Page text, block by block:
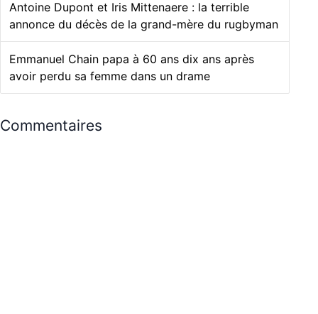
Antoine Dupont et Iris Mittenaere : la terrible
annonce du décès de la grand-mère du rugbyman
Emmanuel Chain papa à 60 ans dix ans après
avoir perdu sa femme dans un drame
Commentaires